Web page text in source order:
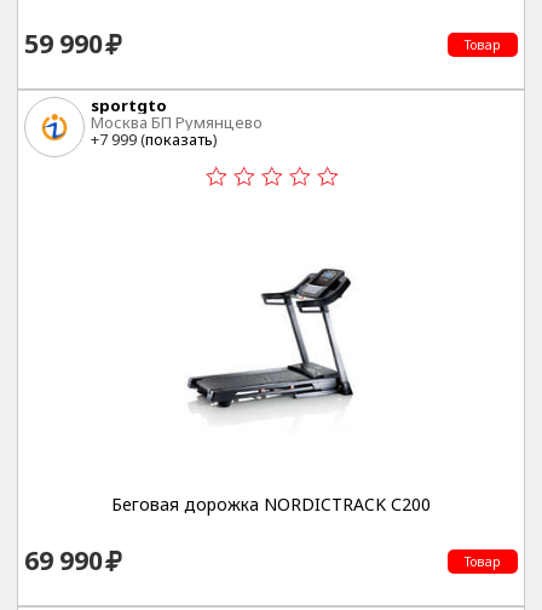
59 990 Товар
sportgto
Москва БП Румянцево
+7 999 (показать)
Беговая дорожка NORDICTRACK С200
69 990 Товар